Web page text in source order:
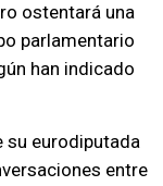
ostentará una
parlamentario
han indicado
su eurodiputada
entre